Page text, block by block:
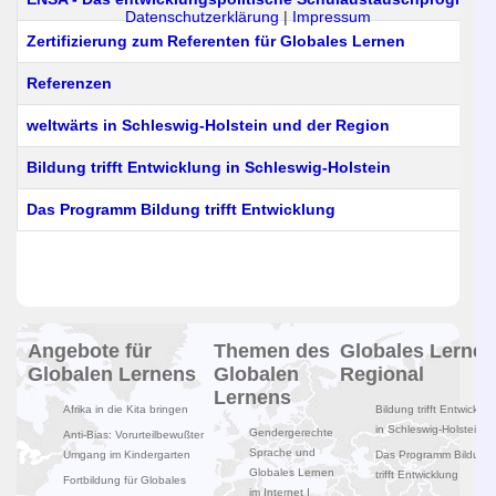
Zertifizierung zum Referenten für Globales Lernen
Referenzen
weltwärts in Schleswig-Holstein und der Region
Bildung trifft Entwicklung in Schleswig-Holstein
Das Programm Bildung trifft Entwicklung
Angebote für
Globalen Lernens
Afrika in die Kita bringen
Anti-Bias: Vorurteilbewußter
Umgang im Kindergarten
Fortbildung für Globales
Themen des
Globalen
Lernens
Gendergerechte
Sprache und
Globales Lernen
im Internet I
Globales Lernen
Regional
Bildung trifft
in Schleswig-Holstein
Das Programm Bildung
trifft Entwicklung
Datenschutzerklärung | Impressum